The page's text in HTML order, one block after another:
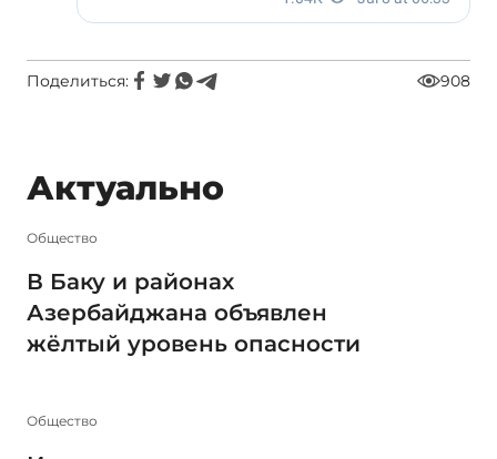
Поделиться: 908
Актуально
Общество
В Баку и районах
Азербайджана объявлен
жёлтый уровень опасности
Общество